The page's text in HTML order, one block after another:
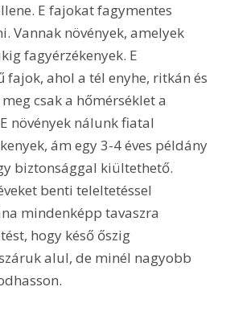
E fajokat fagymentes
Vannak növények, amelyek
fagyérzékenyek. E
ahol a tél enyhe, ritkán és
csak a hőmérséklet a
növények nálunk fiatal
ám egy 3-4 éves példány
biztonsággal kiültethető.
benti teleltetéssel
mindenképp tavaszra
hogy késő őszig
alul, de minél nagyobb